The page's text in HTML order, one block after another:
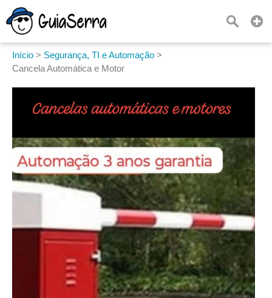
Início > Segurança, TI e Automação >
Cancela Automática e Motor